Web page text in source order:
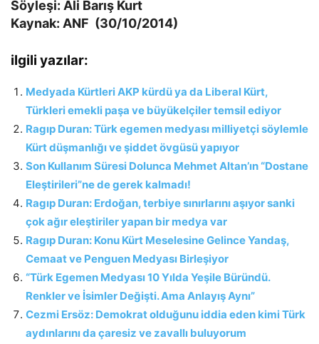
Söyleşi: Ali Barış Kurt
Kaynak: ANF (30/10/2014)
ilgili yazılar:
Medyada Kürtleri AKP kürdü ya da Liberal Kürt,
Türkleri emekli paşa ve büyükelçiler temsil ediyor
Ragıp Duran: Türk egemen medyası milliyetçi söylemle
Kürt düşmanlığı ve şiddet övgüsü yapıyor
Son Kullanım Süresi Dolunca Mehmet Altan’ın “Dostane
Eleştirileri”ne de gerek kalmadı!
Ragıp Duran: Erdoğan, terbiye sınırlarını aşıyor sanki
çok ağır eleştiriler yapan bir medya var
Ragıp Duran: Konu Kürt Meselesine Gelince Yandaş,
Cemaat ve Penguen Medyası Birleşiyor
“Türk Egemen Medyası 10 Yılda Yeşile Büründü.
Renkler ve İsimler Değişti. Ama Anlayış Aynı”
Cezmi Ersöz: Demokrat olduğunu iddia eden kimi Türk
aydınlarını da çaresiz ve zavallı buluyorum